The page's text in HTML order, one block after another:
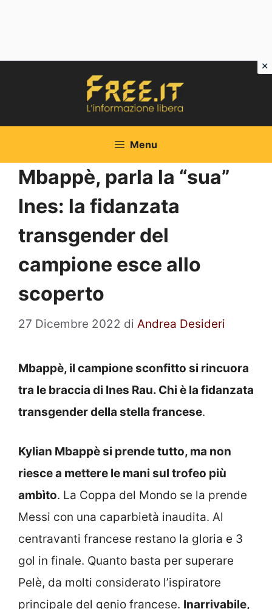
Menu
Mbappè, parla la “sua”
Ines: la fidanzata
transgender del
campione esce allo
scoperto
27 Dicembre 2022 di Andrea Desideri
Mbappè, il campione sconfitto si rincuora
tra le braccia di Ines Rau. Chi è la fidanzata
transgender della stella francese.
Kylian Mbappè si prende tutto, ma non
riesce a mettere le mani sul trofeo più
ambìto. La Coppa del Mondo se la prende
Messi con una caparbietà inaudita. Al
centravanti francese restano la gloria e 3
gol in finale. Quanto basta per superare
Pelè, da molti considerato l’ispiratore
principale del genio francese. Inarrivabile,